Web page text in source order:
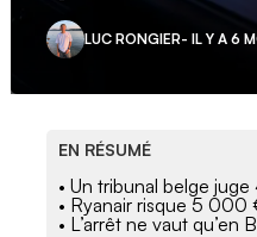
LUC RONGIER- IL Y A 6
EN RÉSUMÉ
• Un tribunal belge
• Ryanair risque 5 000
• L’arrêt ne vaut